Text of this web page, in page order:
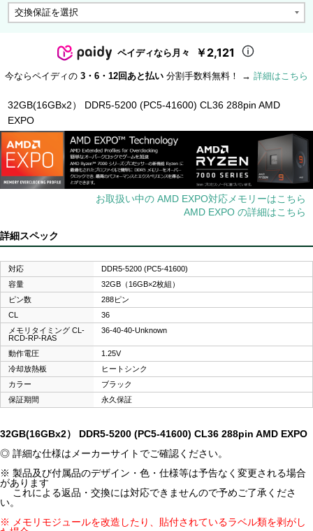
ペイディなら月々 ￥2,121
今ならペイディの 3・6・12回あと払い 分割手数料無料！ → 詳細はこちら
32GB(16GBx2） DDR5-5200 (PC5-41600) CL36 288pin AMD
EXPO
お取扱い中の AMD EXPO対応メモリーはこちら
AMD EXPO の詳細はこちら
詳細スペック
対応
DDR5-5200 (PC5-41600)
容量
32GB（16GB×2枚組）
ピン数
288ピン
CL
36
メモリタイミング CL-
RCD-RP-RAS
36-40-40-Unknown
動作電圧
1.25V
冷却放熱板
ヒートシンク
カラー
ブラック
保証期間
永久保証
32GB(16GBx2） DDR5-5200 (PC5-41600) CL36 288pin AMD EXPO
◎ 詳細な仕様はメーカーサイトでご確認ください。
※ 製品及び付属品のデザイン・色・仕様等は予告なく変更される場合
があります
これによる返品・交換には対応できませんので予めご了承くださ
い。
※ メモリモジュールを改造したり、貼付されているラベル類を剥がし